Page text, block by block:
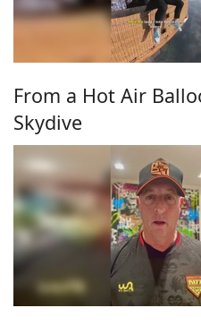
From a Hot Air
Skydive